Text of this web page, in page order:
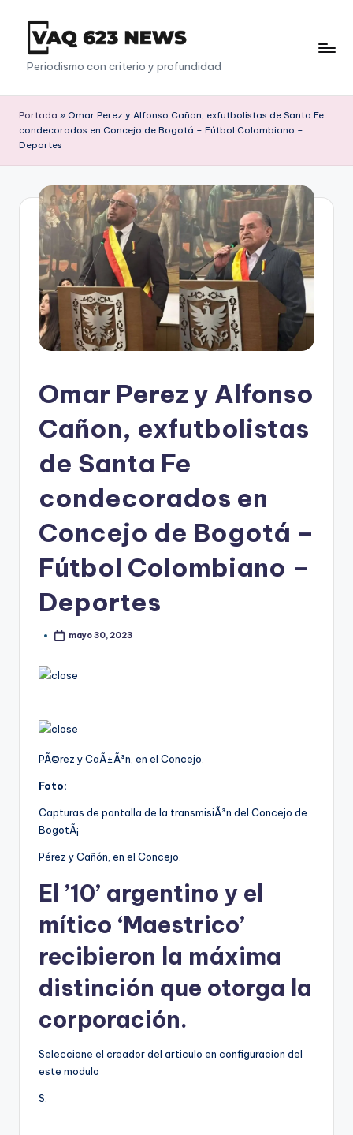
Saltar
contenido
V
a
q
6
2
3
Periodismo con criterio y profundidad
Portada » Omar Perez y Alfonso Cañon, exfutbolistas de Santa Fe
condecorados en Concejo de Bogotá – Fútbol Colombiano –
Deportes
Omar Perez y Alfonso
Cañon, exfutbolistas
de Santa Fe
condecorados en
Concejo de Bogotá –
Fútbol Colombiano –
Deportes
mayo 30, 2023
PÃ©rez y CaÃ±Ã³n, en el Concejo.
Foto:
Capturas de pantalla de la transmisiÃ³n del Concejo de
BogotÃ¡
Pérez y Cañón, en el Concejo.
El ’10’ argentino y el
mítico ‘Maestrico’
recibieron la máxima
distinción que otorga la
corporación.
Seleccione el creador del articulo en configuracion del
este modulo
S.